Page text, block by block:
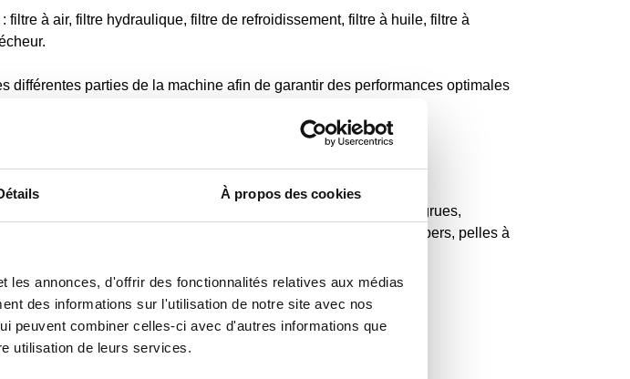
À propos des cookies
les annonces, d'offrir des fonctionnalités relatives aux médias
des informations sur l'utilisation de notre site avec nos
peuvent combiner celles-ci avec d'autres informations que
utilisation de leurs services.
à air, filtre hydraulique, filtre de refroidissement, filtre à huile, filtre à
parties de la machine afin de garantir des performances optimales
tracteurs, pelles mécaniques, bennes basculantes, petites grues,
traceurs, nettoyeurs, finisseurs, compresseurs, dumpers, pelles à
pelles ou pelles de démolition.
filtres.(Lien).
de chantier